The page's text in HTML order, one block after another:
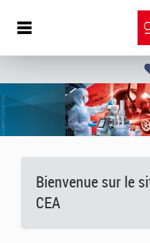
Bienvenue sur le
CEA